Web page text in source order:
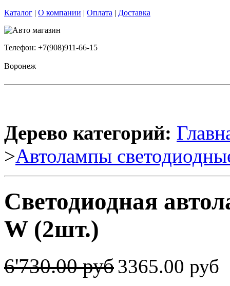
Каталог | О компании | Оплата | Доставка
Телефон: +7(908)911-66-15
Воронеж
Дерево категорий:
>Автолампы
Светодиодная
W (2шт.)
6'730.00 руб3365.00 руб